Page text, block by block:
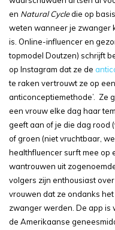
en Natural Cycledie op
weten wanneer je zwanger
is. Online-influencer en
topmodel Doutzen) schrijft
op Instagram dat ze de
te raken vertrouwt ze op
anticonceptiemethode’. Ze
een vrouw elke dag haar
geeft aan of je die dag rood
of groen (niet vruchtbaar,
healthfluencer surft mee op
wantrouwen uit
volgers zijn enthousiast
vrouwen dat ze ondanks
zwanger werden. De app
de Amerikaanse